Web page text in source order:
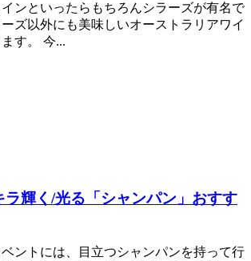
ンといったらもちろんシラーズが有名で
ズ以外にも美味しいオーストラリアワイ
す。 今...
ラ輝く/光る「シャンパン」おすす
ントには、目立つシャンパンを持って行